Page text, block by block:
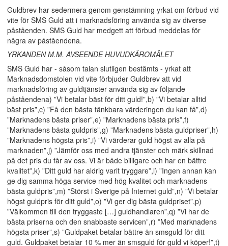
Guldbrev har sedermera genom genstämning yrkat om förbud vid
vite för SMS Guld att i marknadsföring använda sig av diverse
påståenden. SMS Guld har medgett att förbud meddelas för
några av påståendena.
YRKANDEN M.M. AVSEENDE HUVUDKÄROMÅLET
SMS Guld har - såsom talan slutligen bestämts - yrkat att
Marknadsdomstolen vid vite förbjuder Guldbrev att vid
marknadsföring av guldtjänster använda sig av följande
påståendena) ”Vi betalar bäst för ditt guld!”,b) ”Vi betalar alltid
bäst pris”,c) ”Få den bästa tänkbara värderingen du kan få”,d)
”Marknadens bästa priser”,e) ”Marknadens bästa pris”,f)
”Marknadens bästa guldpris”,g) ”Marknadens bästa guldpriser”,h)
”Marknadens högsta pris”,i) ”Vi värderar guld högst av alla på
marknaden”,j) ”Jämför oss med andra tjänster och märk skillnad
på det pris du får av oss. Vi är både billigare och har en bättre
kvalitet”,k) ”Ditt guld har aldrig varit tryggare”,l) ”Ingen annan kan
ge dig samma höga service med hög kvalitet och marknadens
bästa guldpris”,m) ”Störst i Sverige på Internet guld”,n) ”Vi betalar
högst guldpris för ditt guld”,o) ”Vi ger dig bästa guldpriset”,p)
”Välkommen till den tryggaste […] guldhandlaren”,q) ”Vi har de
bästa priserna och den snabbaste servicen”,r) ”Med marknadens
högsta priser”,s) ”Guldpaket betalar bättre än smsguld för ditt
guld. Guldpaket betalar 10 % mer än smsguld för guld vi köper!”,t)